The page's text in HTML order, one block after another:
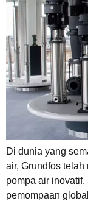
Di dunia yang
air, Grundfos
pompa air
pemompaan